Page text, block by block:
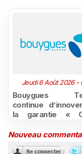
Jeudi 6 Août 2026 -
Bouygues
continue
la garantie «
»
Nouveau